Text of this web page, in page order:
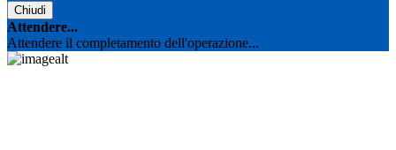
Chiudi
Attendere...
Attendere il completamento dell'operazione...